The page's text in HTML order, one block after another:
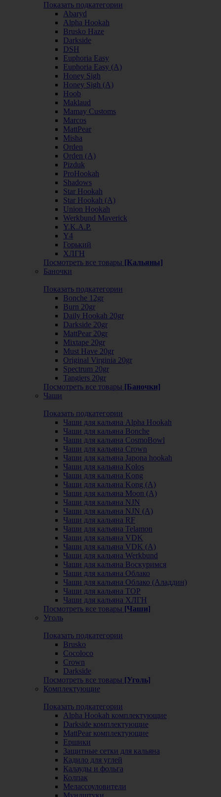
Показать подкатегории
Abaryd
Alpha Hookah
Brusko Haze
Darkside
DSH
Euphoria Easy
Euphoria Easy (А)
Honey Sigh
Honey Sigh (А)
Hoob
Maklaud
Mamay Customs
Marcos
MattPear
Misha
Orden
Orden (А)
Pizduk
ProHookah
Shadows
Star Hookah
Star Hookah (А)
Union Hookah
Werkbund Maverick
Y.K.A.P.
Y4
Горький
ХЛГН
Посмотреть все товары [Кальяны]
Баночки
Показать подкатегории
Bonche 12gr
Burn 20gr
Daily Hookah 20gr
Darkside 20gr
MattPear 20gr
Mixtape 20gr
Must Have 20gr
Original Virginia 20gr
Spectrum 20gr
Tangiers 20gr
Посмотреть все товары [Баночки]
Чаши
Показать подкатегории
Чаши для кальяна Alpha Hookah
Чаши для кальяна Bonche
Чаши для кальяна CosmoBowl
Чаши для кальяна Crown
Чаши для кальяна Japona hookah
Чаши для кальяна Kolos
Чаши для кальяна Kong
Чаши для кальяна Kong (A)
Чаши для кальяна Moon (А)
Чаши для кальяна NJN
Чаши для кальяна NJN (А)
Чаши для кальяна RF
Чаши для кальяна Telamon
Чаши для кальяна VDK
Чаши для кальяна VDK (А)
Чаши для кальяна Werkbund
Чаши для кальяна Воскуримся
Чаши для кальяна Облако
Чаши для кальяна Облако (Аладдин)
Чаши для кальяна ТОР
Чаши для кальяна ХЛГН
Посмотреть все товары [Чаши]
Уголь
Показать подкатегории
Brusko
Cocoloco
Crown
Darkside
Посмотреть все товары [Уголь]
Комплектующие
Показать подкатегории
Alpha Hookah комплектующие
Darkside комплектующие
MattPear комплектующие
Ершики
Защитные сетки для кальяна
Кадило для углей
Калауды и фольга
Колпак
Мелассоуловители
Мундштуки